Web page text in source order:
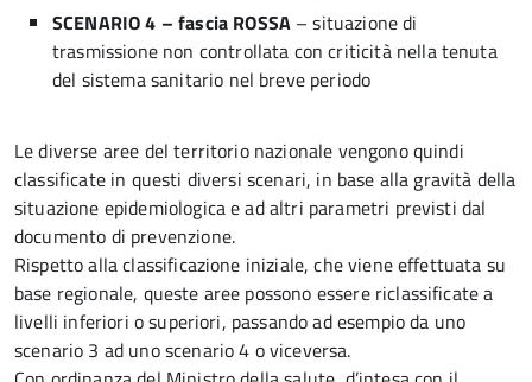
SCENARIO 4 – fascia ROSSA – situazione di
trasmissione non controllata con criticità nella tenuta
del sistema sanitario nel breve periodo
Le diverse aree del territorio nazionale vengono quindi
classificate in questi diversi scenari, in base alla gravità della
situazione epidemiologica e ad altri parametri previsti dal
documento di prevenzione.
Rispetto alla classificazione iniziale, che viene effettuata su
base regionale, queste aree possono essere riclassificate a
livelli inferiori o superiori, passando ad esempio da uno
scenario 3 ad uno scenario 4 o viceversa.